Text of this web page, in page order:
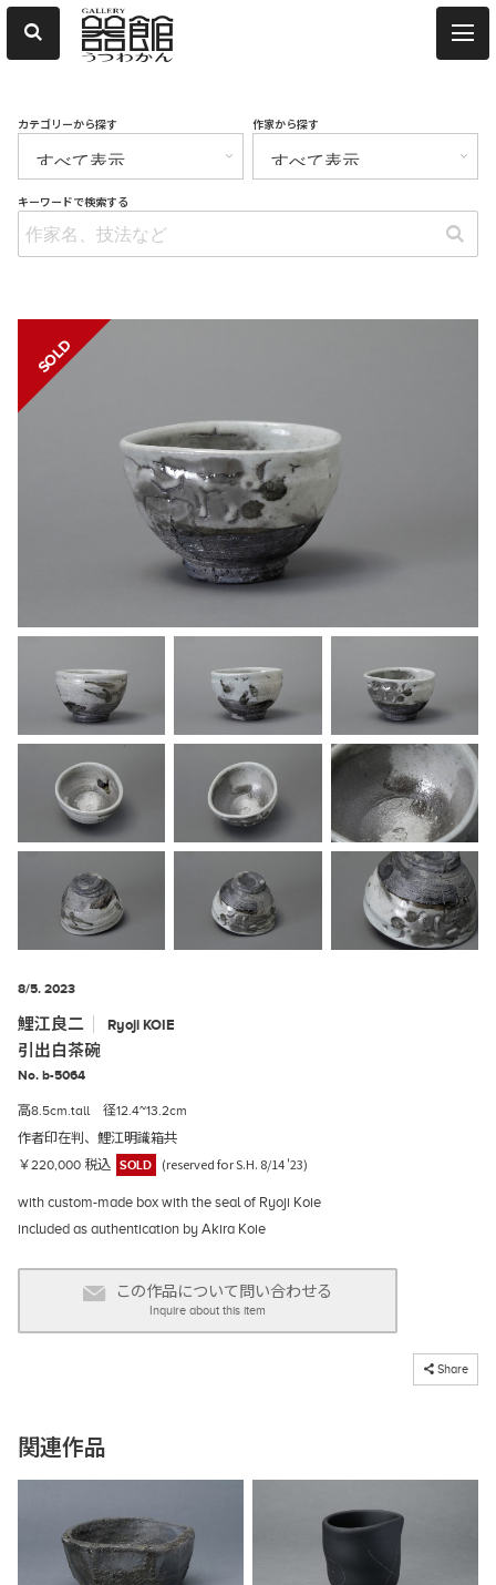
カテゴリーから探す 作家から探す
キーワードで検索する
8/5. 2023
鯉江良二 Ryoji KOIE
引出白茶碗
No. b-5064
高8.5cm.tall 径12.4~13.2cm
作者印在判、鯉江明識箱共
￥220,000 税込
SOLD (reserved for S.H. 8/14 '23)
with custom-made box with the seal of Ryoji Koie
included as authentication by Akira Koie
この作品について問い合わせる
Inquire about this item
Share
コピーしました
関連作品